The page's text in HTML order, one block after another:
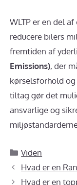
WLTP er en del
reducere bilers
fremtiden af
Emissions), der
kørselsforhold
tiltag gør det
ansvarlige og
Kategorier
Viden
Hvad er en
Hvad er en